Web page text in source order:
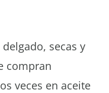
secas y
compran
veces en aceite